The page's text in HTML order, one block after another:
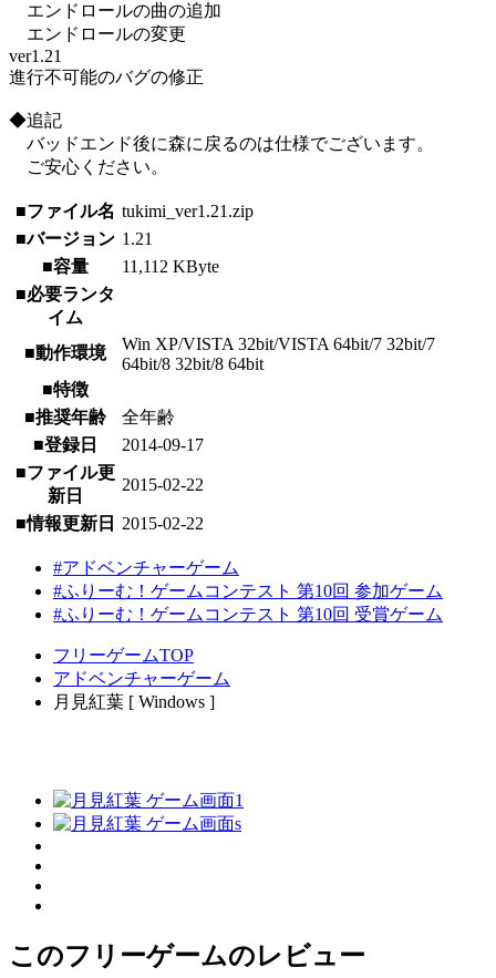
エンドロールの曲の追加
エンドロールの変更
ver1.21
進行不可能のバグの修正
◆追記
バッドエンド後に森に戻るのは仕様でございます。
ご安心ください。
■ファイル名 tukimi_ver1.21.zip
■バージョン 1.21
■容量
11,112 KByte
■必要ランタ
イム
■動作環境
Win XP/VISTA 32bit/VISTA 64bit/7 32bit/7
64bit/8 32bit/8 64bit
■特徴
■推奨年齢
全年齢
■登録日
2014-09-17
■ファイル更
新日
2015-02-22
■情報更新日 2015-02-22
#アドベンチャーゲーム
#ふりーむ！ゲームコンテスト 第10回 参加ゲーム
#ふりーむ！ゲームコンテスト 第10回 受賞ゲーム
フリーゲームTOP
アドベンチャーゲーム
月見紅葉 [ Windows ]
このフリーゲームのレビュー